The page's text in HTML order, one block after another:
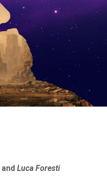
andLuca Foresti